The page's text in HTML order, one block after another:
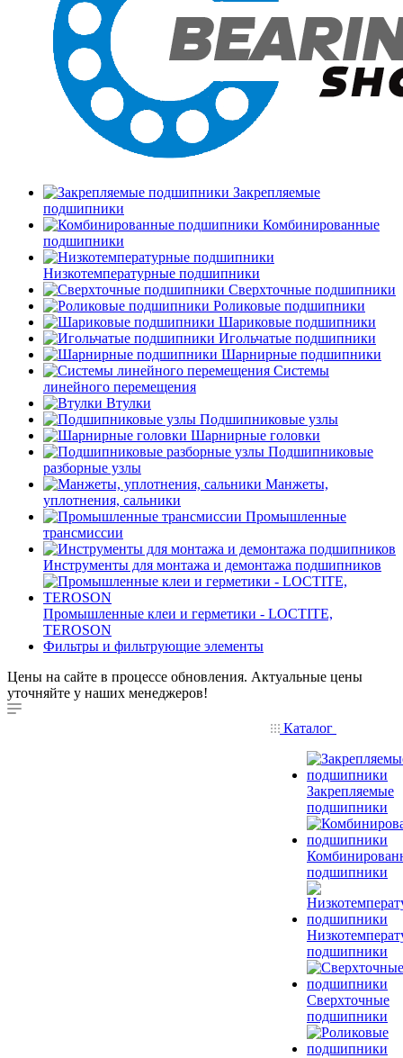
Закрепляемые
подшипники
Комбинированные
подшипники
Низкотемпературные подшипники
Сверхточные подшипники
Роликовые подшипники
Шариковые подшипники
Игольчатые подшипники
Шарнирные подшипники
Системы
линейного перемещения
Втулки
Подшипниковые узлы
Шарнирные головки
Подшипниковые
разборные узлы
Манжеты,
уплотнения, сальники
Промышленные
трансмиссии
Инструменты для монтажа и демонтажа подшипников
Промышленные клеи и герметики - LOCTITE,
TEROSON
Фильтры и фильтрующие элементы
Цены на сайте в процессе обновления. Актуальные цены
уточняйте у наших менеджеров!
Каталог
Закрепляемые
подшипники
подшипники
подшипники
Сверхточные
подшипники